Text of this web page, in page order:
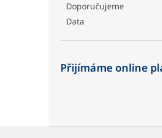
Doporučujeme
Data
Přijímáme online